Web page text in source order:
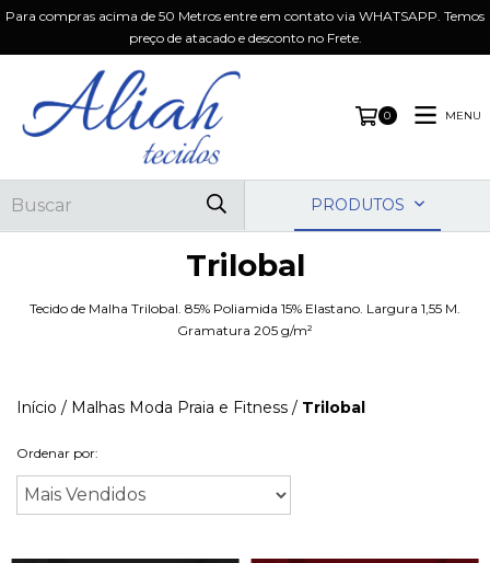
Para compras acima de 50 Metros entre em contato via WHATSAPP. Temos
preço de atacado e desconto no Frete.
0 MENU
PRODUTOS
Trilobal
Tecido de Malha Trilobal. 85% Poliamida 15% Elastano. Largura 1,55 M.
Gramatura 205 g/m²
Início / Malhas Moda Praia e Fitness / Trilobal
Ordenar por: